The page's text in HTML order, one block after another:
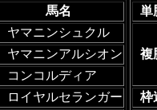
馬名
ヤマニンシュクル
ヤマニンアルシオン
コンコルディア
ロイヤルセランガー
単
複
枠